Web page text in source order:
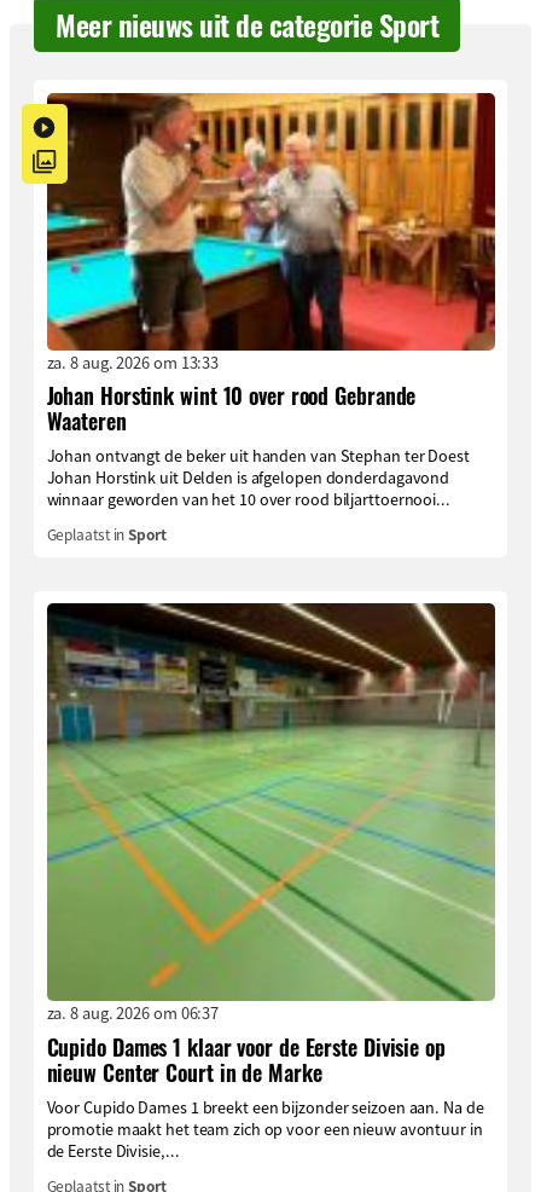
Meer nieuws uit de categorie Sport
za. 8 aug. 2026 om 13:33
Johan Horstink wint 10 over rood Gebrande
Waateren
Johan ontvangt de beker uit handen van Stephan ter Doest
Johan Horstink uit Delden is afgelopen donderdagavond
winnaar geworden van het 10 over rood biljarttoernooi...
Geplaatst inSport
za. 8 aug. 2026 om 06:37
Cupido Dames 1 klaar voor de Eerste Divisie op
nieuw Center Court in de Marke
Voor Cupido Dames 1 breekt een bijzonder seizoen aan. Na de
promotie maakt het team zich op voor een nieuw avontuur in
de Eerste Divisie,...
Geplaatst inSport